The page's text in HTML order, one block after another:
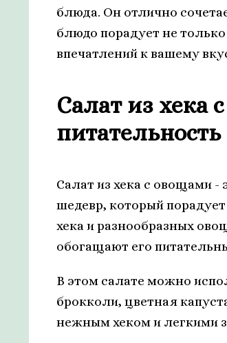
блюда. Он отлично
блюдо порадует не
впечатлений к вашему
Салат из хека
Салат из хека с овощами
шедевр, который
хека и разнообразных
обогащают его
В этом салате можно
брокколи, цветная
нежным хеком и легкими